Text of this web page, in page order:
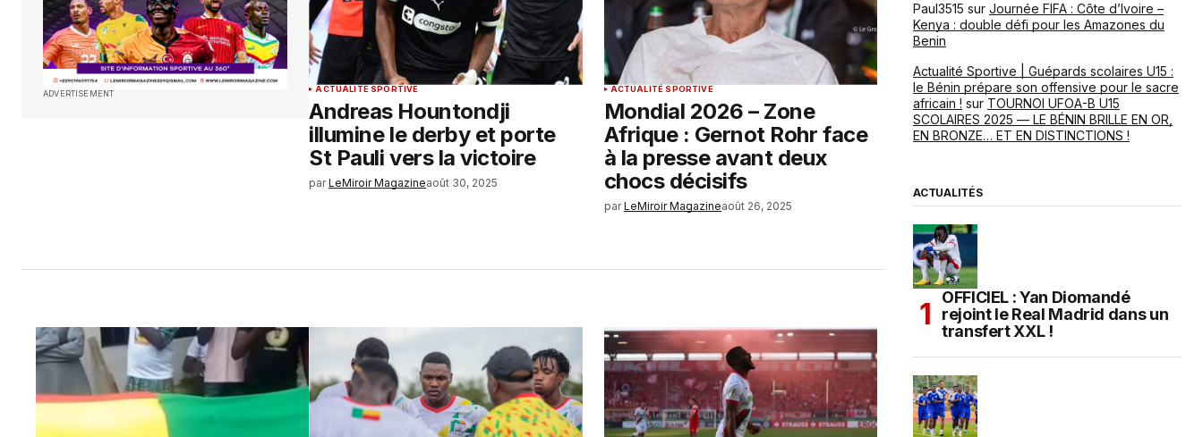
ADVERTISEMENT
ACTUALITÉ SPORTIVE
Andreas Hountondji
illumine le derby et porte
St Pauli vers la victoire
par LeMiroir Magazineaoût 30, 2025
ACTUALITÉ SPORTIVE
Mondial 2026 – Zone
Afrique : Gernot Rohr face
à la presse avant deux
chocs décisifs
par LeMiroir Magazineaoût 26, 2025
Paul3515 sur Journée FIFA : Côte d’Ivoire –
Kenya : double défi pour les Amazones du
Benin
Actualité Sportive | Guépards scolaires U15 :
le Bénin prépare son offensive pour le sacre
africain ! sur TOURNOI UFOA-B U15
SCOLAIRES 2025 — LE BÉNIN BRILLE EN OR,
EN BRONZE… ET EN DISTINCTIONS !
ACTUALITÉS
OFFICIEL : Yan Diomandé
rejoint le Real Madrid dans un
transfert XXL !